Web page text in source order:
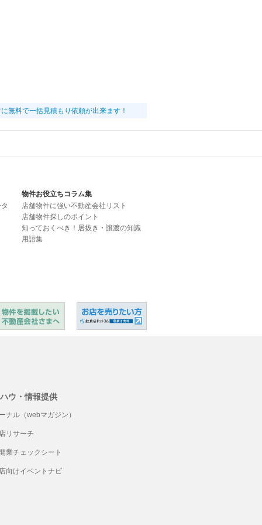
無料で一括見積もり依頼が出来ます！
物件お役立ちコラム集
店舗物件に強い不動産会社リスト
店舗物件探しのポイント
知っておくべき！居抜き・譲渡の知識
用語集
ウ・情報提供
ナル（webマガジン）
リサーチ
業チェックシート
向けイベントナビ